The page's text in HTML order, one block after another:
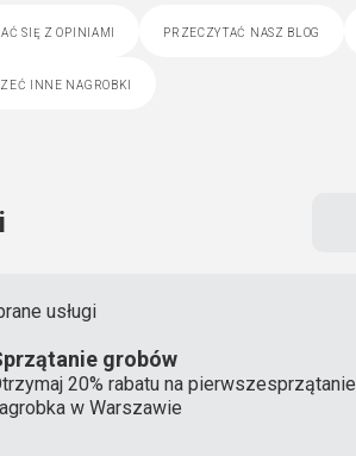
się z opiniami przeczytać nasz blog
inne nagrobki
usługi
grobów
20% rabatu na pierwszesprzątanie
w Warszawie